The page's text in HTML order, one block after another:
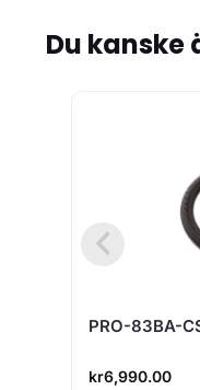
Du kanske
PRO-83BA-
kr6,990.00